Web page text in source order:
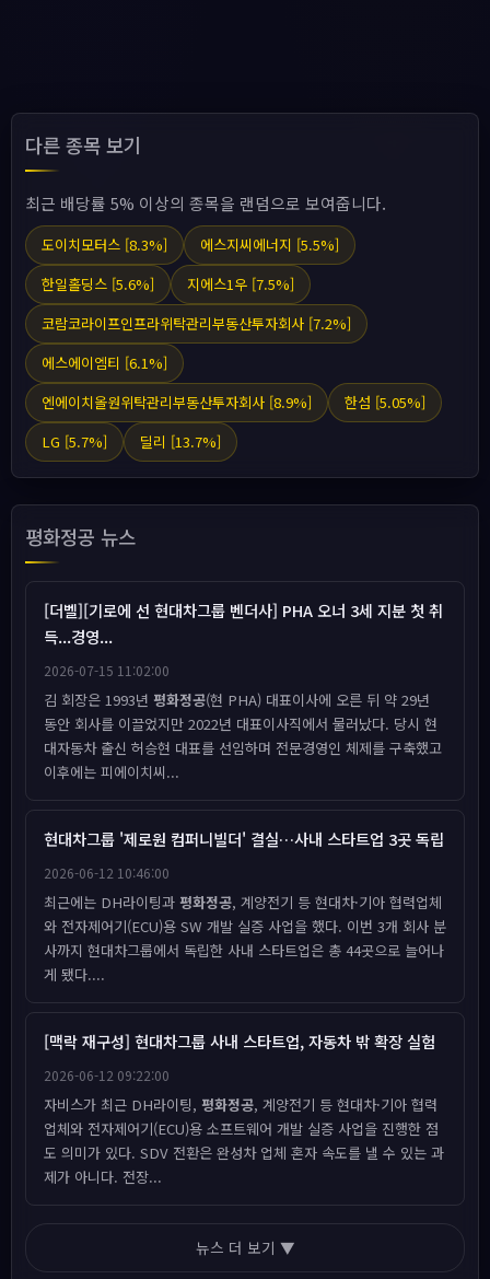
다른 종목 보기
최근 배당률 5% 이상의 종목을 랜덤으로 보여줍니다.
도이치모터스 [8.3%]
에스지씨에너지 [5.5%]
한일홀딩스 [5.6%]
지에스1우 [7.5%]
코람코라이프인프라위탁관리부동산투자회사 [7.2%]
에스에이엠티 [6.1%]
엔에이치올원위탁관리부동산투자회사 [8.9%]
한섬 [5.05%]
LG [5.7%]
딜리 [13.7%]
평화정공 뉴스
[더벨][기로에 선 현대차그룹 벤더사] PHA 오너 3세 지분 첫 취
득...경영...
2026-07-15 11:02:00
김 회장은 1993년 평화정공(현 PHA) 대표이사에 오른 뒤 약 29년
동안 회사를 이끌었지만 2022년 대표이사직에서 물러났다. 당시 현
대자동차 출신 허승현 대표를 선임하며 전문경영인 체제를 구축했고
이후에는 피에이치씨...
현대차그룹 '제로원 컴퍼니빌더' 결실…사내 스타트업 3곳 독립
2026-06-12 10:46:00
최근에는 DH라이팅과 평화정공, 계양전기 등 현대차·기아 협력업체
와 전자제어기(ECU)용 SW 개발 실증 사업을 했다. 이번 3개 회사 분
사까지 현대차그룹에서 독립한 사내 스타트업은 총 44곳으로 늘어나
게 됐다....
[맥락 재구성] 현대차그룹 사내 스타트업, 자동차 밖 확장 실험
2026-06-12 09:22:00
자비스가 최근 DH라이팅, 평화정공, 계양전기 등 현대차·기아 협력
업체와 전자제어기(ECU)용 소프트웨어 개발 실증 사업을 진행한 점
도 의미가 있다. SDV 전환은 완성차 업체 혼자 속도를 낼 수 있는 과
제가 아니다. 전장...
뉴스 더 보기 ▼